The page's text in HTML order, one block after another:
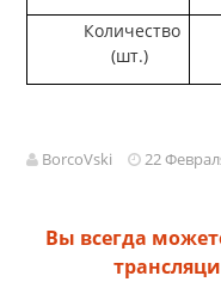
Количество
(шт.)
BorcoVski 22
Вы всегда